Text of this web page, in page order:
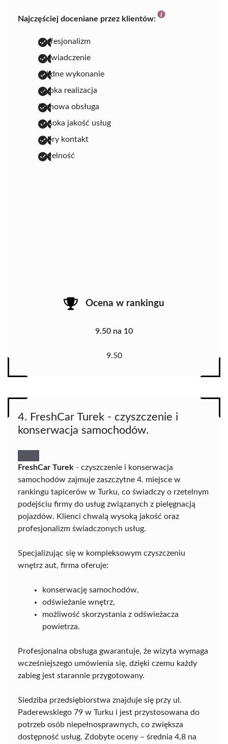
Najczęściej doceniane przez klientów:
profesjonalizm
doświadczenie
solidne wykonanie
szybka realizacja
fachowa obsługa
wysoka jakość usług
dobry kontakt
rzetelność
Ocena w rankingu
9.50 na 10
9.50
4. FreshCar Turek - czyszczenie i
konserwacja samochodów.
FreshCar Turek - czyszczenie i konserwacja
samochodów zajmuje zaszczytne 4. miejsce w
rankingu tapicerów w Turku, co świadczy o rzetelnym
podejściu firmy do usług związanych z pielęgnacją
pojazdów. Klienci chwalą wysoką jakość oraz
profesjonalizm świadczonych usług.
Specjalizując się w kompleksowym czyszczeniu
wnętrz aut, firma oferuje:
konserwację samochodów,
odświeżanie wnętrz,
możliwość skorzystania z odświeżacza
powietrza.
Profesjonalna obsługa gwarantuje, że wizyta wymaga
wcześniejszego umówienia się, dzięki czemu każdy
zabieg jest starannie przygotowany.
Siedziba przedsiębiorstwa znajduje się przy ul.
Paderewskiego 79 w Turku i jest przystosowana do
potrzeb osób niepełnosprawnych, co zwiększa
dostępność usług. Zdobyte oceny – średnia 4,8 na